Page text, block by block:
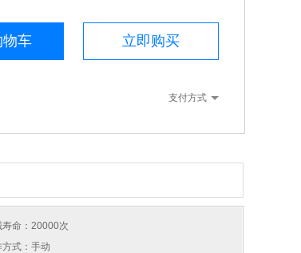
立即购买
物车
支付方式
寿命：20000次
方式：手动